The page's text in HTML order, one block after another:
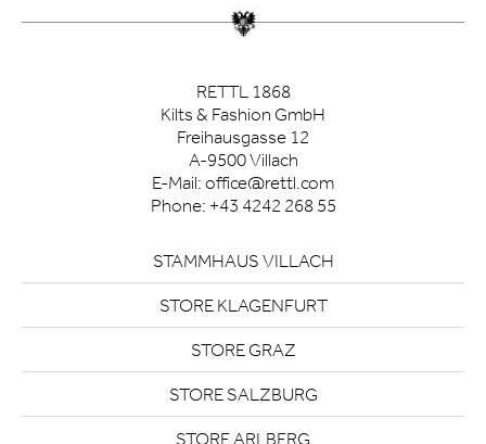
RETTL 1868
Kilts & Fashion GmbH
Freihausgasse 12
A-9500 Villach
E-Mail: office@rettl.com
Phone: +43 4242 268 55
STAMMHAUS VILLACH
STORE KLAGENFURT
STORE GRAZ
STORE SALZBURG
STORE ARLBERG